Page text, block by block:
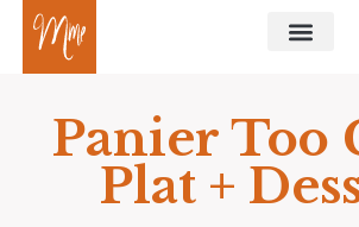
Panier Too
Plat +